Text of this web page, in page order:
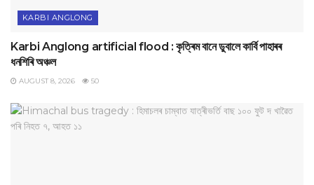
KARBI ANGLONG
Karbi Anglong artificial flood : কৃত্ৰিম বানে ডুবালে কাৰ্বি পাহাৰৰ
ধনশিৰি অঞ্চল
AUGUST 8, 2026 50